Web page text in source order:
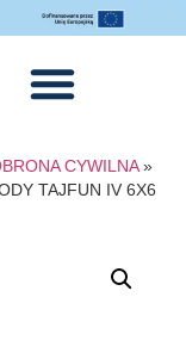
CYWILNA»
TAJFUN IV 6X6